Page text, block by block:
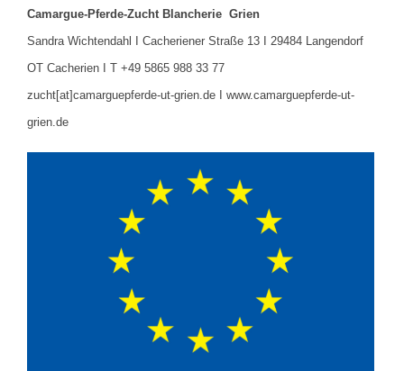
Camargue-Pferde-Zucht Blancherie Grien
Sandra Wichtendahl I Cacheriener Straße 13 I 29484 Langendorf
OT Cacherien I T +49 5865 988 33 77
zucht[at]camarguepferde-ut-grien.de I www.camarguepferde-ut-
grien.de